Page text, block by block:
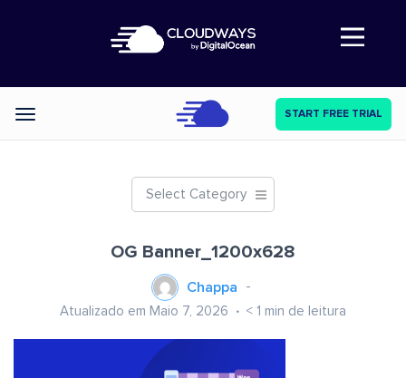
Abre a navegação
Categories START FREE TRIAL
Select Category
OG Banner_1200x628
Chappa
Atualizado em Maio 7, 2026 < 1 min de leitura